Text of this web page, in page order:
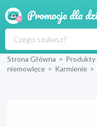
Strona Główna > Produkty
niemowlęce > Karmienie >